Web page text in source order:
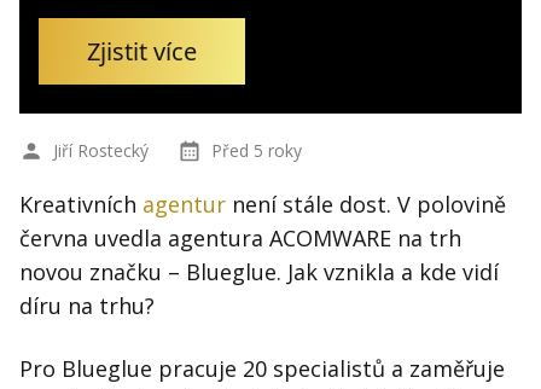
Zjistit více
Jiří Rostecký Před 5 roky
Kreativních agentur není stále dost. V polovině
června uvedla agentura ACOMWARE na trh
novou značku – Blueglue. Jak vznikla a kde vidí
díru na trhu?
Pro Blueglue pracuje 20 specialistů a zaměřuje